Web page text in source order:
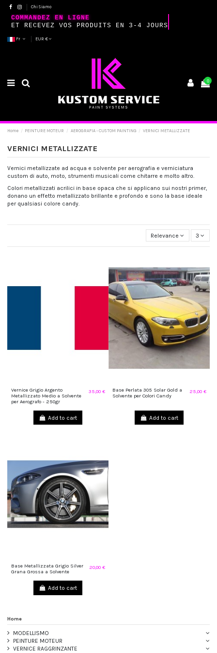
Chi Siamo
COMMANDEZ EN LIGNE
ET RECEVEZ VOS PRODUITS EN 3-4 JOURS
Fr EUR €
0
Home PEINTURE MOTEUR AEROGRAFIA - CUSTOM PAINTING VERNICI METALLIZZATE
VERNICI METALLIZZATE
Vernici metallizzate ad acqua e solvente per aerografia e verniciatura
custom di auto, moto, strumenti musicali come chitarre e molto altro.
Colori metallizzati acrilici in base opaca che si applicano sui nostri primer,
donano un effetto metallizzato brillante e profondo e sono la base ideale
per qualsiasi colore candy.
in peso al 100%
L'applicazione avviene come tutti i colori da carrozzeria con comuni pistole
Relevance 3
Vernice Grigio Argento
Metallizzato Medio a Solvente
per Aerografo - 250gr
35,00 €
Add to cart
Base Perlata 305 Solar Gold a
Solvente per Colori Candy
25,00 €
Add to cart
Base Metallizzata Grigio Silver
Grana Grossa a Solvente
20,00 €
Add to cart
Home
MODELLISMO
PEINTURE MOTEUR
VERNICE RAGGRINZANTE